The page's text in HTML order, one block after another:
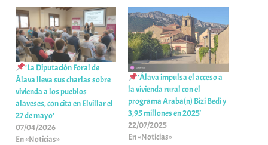
’La Diputación Foral de
Álava lleva sus charlas sobre
vivienda a los pueblos
alaveses, con cita en Elvillar el
27 de mayo’
07/04/2026
En «Noticias»
’Álava impulsa el acceso a
la vivienda rural con el
programa Araba(n) Bizi Bedi y
3,95 millones en 2025′
22/07/2025
En «Noticias»